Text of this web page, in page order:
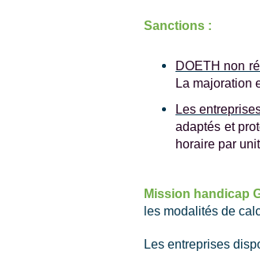
Sanctions :
DOETH non
La majoration
Les
adaptés et
horaire par
Mission handicap
les modalités de
Les entreprises